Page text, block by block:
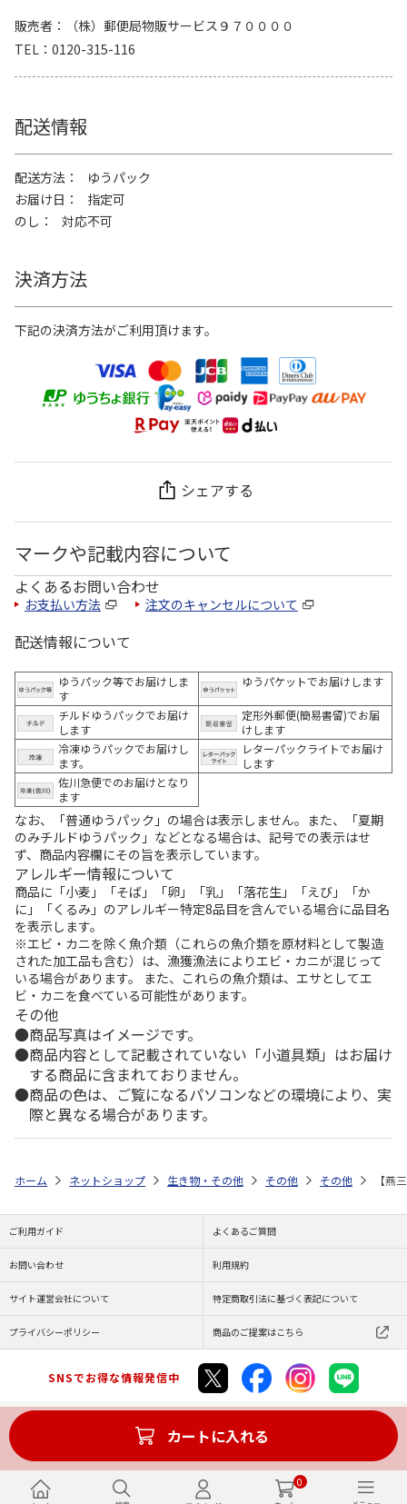
0
販売者
（株）郵便局物販サービス９７００００
TEL
0120-315-116
配送情報
配送方法
ゆうパック
お届け日
指定可
のし
対応不可
決済方法
下記の決済方法がご利用頂けます。
シェアする
マークや記載内容について
よくあるお問い合わせ
お支払い方法 注文のキャンセルについて
配送情報について
ゆうパック等でお届けしま
す
ゆうパケットでお届けします
チルドゆうパックでお届け
します
定形外郵便(簡易書留)でお届
けします
冷凍ゆうパックでお届けし
ます。
レターパックライトでお届け
します
佐川急便でのお届けとなり
ます
なお、「普通ゆうパック」の場合は表示しません。また、「夏期
のみチルドゆうパック」などとなる場合は、記号での表示はせ
ず、商品内容欄にその旨を表示しています。
アレルギー情報について
商品に「小麦」「そば」「卵」「乳」「落花生」「えび」「か
に」「くるみ」のアレルギー特定8品目を含んでいる場合に品目名
を表示します。
※エビ・カニを除く魚介類（これらの魚介類を原材料として製造
された加工品も含む）は、漁獲漁法によりエビ・カニが混じって
いる場合があります。 また、これらの魚介類は、エサとしてエ
ビ・カニを食べている可能性があります。
その他
商品写真はイメージです。
商品内容として記載されていない「小道具類」はお届け
する商品に含まれておりません。
商品の色は、ご覧になるパソコンなどの環境により、実
際と異なる場合があります。
カートに入れる
ホーム ネットショップ 生き物・その他 その他 その他 【燕
ご利用ガイド よくあるご質問
お問い合わせ 利用規約
サイト運営会社について 特定商取引法に基づく表記について
プライバシーポリシー 商品のご提案はこちら
SNSでお得な情報発信中